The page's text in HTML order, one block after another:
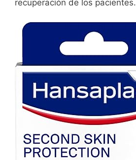
recuperación de los pacientes.